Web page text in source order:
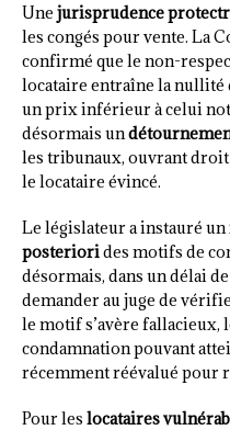
Une jurisprudence
les congés pour vente. La
confirmé que le non-
locataire entraîne la nullité
un prix inférieur à celui
désormais un
les tribunaux, ouvrant
le locataire évincé.
Le législateur a instauré un
posteriorides motifs de
désormais, dans un délai
demander au juge de
le motif s’avère fallacieux,
condamnation pouvant
récemment réévalué pour
Pour les locataires